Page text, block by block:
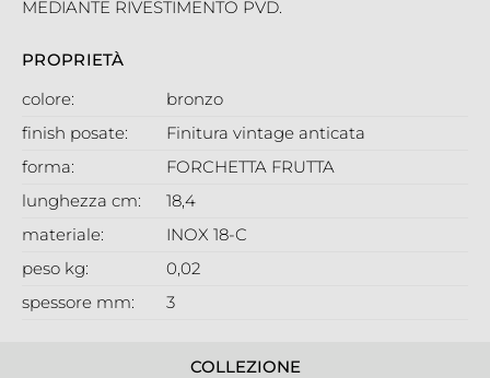
COLLEZIONE
MEDIANTE RIVESTIMENTO PVD.
PROPRIETÀ
colore:
bronzo
finish posate:
Finitura vintage anticata
forma:
FORCHETTA FRUTTA
lunghezza cm:
18,4
materiale:
INOX 18-C
peso kg:
0,02
spessore mm:
3